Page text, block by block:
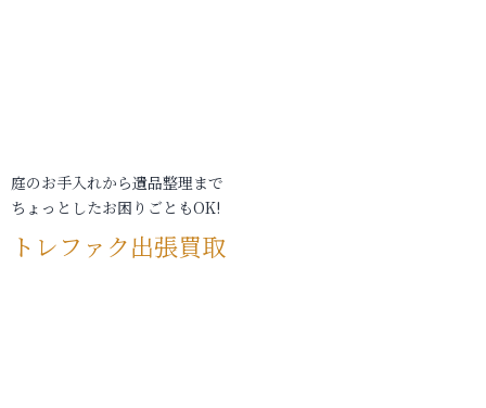
庭のお手入れから遺品整理まで
ちょっとしたお困りごともOK!
トレファク出張買取